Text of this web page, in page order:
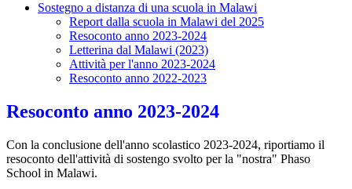
Sostegno a distanza di una scuola in Malawi
Report dalla scuola in Malawi del 2025
Resoconto anno 2023-2024
Letterina dal Malawi (2023)
Attività per l'anno 2023-2024
Resoconto anno 2022-2023
Resoconto anno 2023-2024
Con la conclusione dell'anno scolastico 2023-2024, riportiamo il
resoconto dell'attività di sostengo svolto per la "nostra" Phaso
School in Malawi.